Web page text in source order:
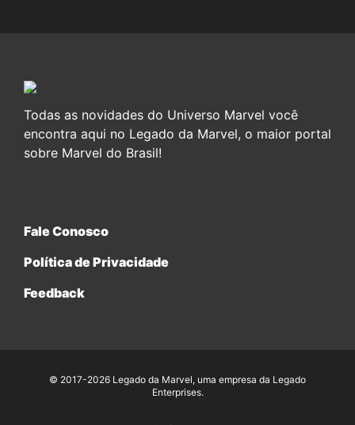
Todas as novidades do Universo Marvel você
encontra aqui no Legado da Marvel, o maior portal
sobre Marvel do Brasil!
Fale Conosco
Política de Privacidade
Feedback
© 2017-2026 Legado da Marvel, uma empresa da Legado
Enterprises.